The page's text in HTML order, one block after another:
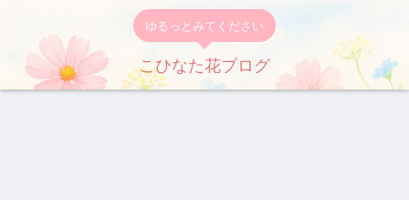
ゆるっとみてください
こひなた花ブログ